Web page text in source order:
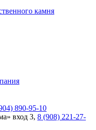
камня
890-95-10
вход 3, 8 (908) 221-27-